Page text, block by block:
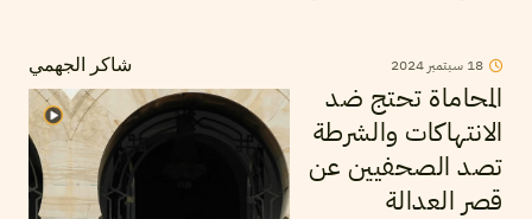
شاكر الجهمي 18 سبتمبر 2024
المحاماة تحتج ضد
الانتهاكات والشرطة
تصد الصحفيين عن
قصر العدالة